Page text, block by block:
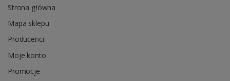
Strona główna
Mapa sklepu
Producenci
Moje konto
Promocje